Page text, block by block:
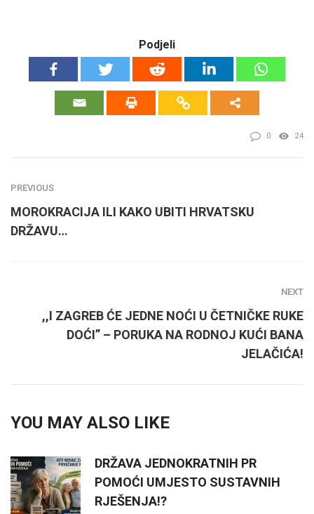
Podjeli
0 24
PREVIOUS
MOROKRACIJA ILI KAKO UBITI HRVATSKU
DRŽAVU…
NEXT
,,I ZAGREB ĆE JEDNE NOĆI U ČETNIČKE RUKE
DOĆI” – PORUKA NA RODNOJ KUĆI BANA
JELAČIĆA!
YOU MAY ALSO LIKE
DRŽAVA JEDNOKRATNIH PR
POMOĆI UMJESTO SUSTAVNIH
RJEŠENJA!?